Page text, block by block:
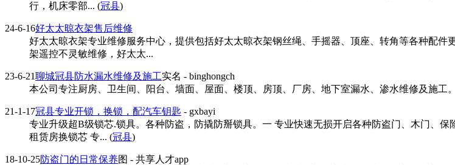
行，机床零部... (冠县)
24-6-16好太太晾衣架售后维修
好太太晾衣架专业维修服务中心，提供包括好太太晾衣架钢丝绳、手摇器、顶座、转角等各种配
架遥控不灵敏维修，好太太...
23-6-21聊城冠县防水漏水维修及施工实名 - binghongch
本公司专注厨房、卫生间、阳台、墙面、屋面、楼顶、房顶、厂房、地下室漏水、渗水维修及施
21-1-17冠县专业开锁，换锁，配汽车钥匙 - gxbayi
专业升级超B级锁芯.锁具。各种防盗，防撬防掰锁具。一 专业快速无损开启各种防盗门、木门、
租赁房换锁芯 专... (冠县)
18-10-25防盗门的日常保养图 - 共享人才app